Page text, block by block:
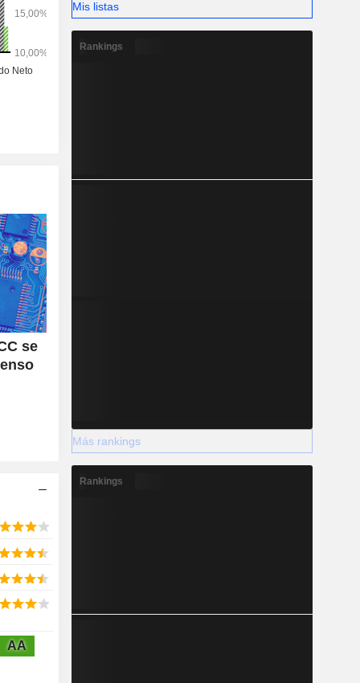
se
AA
Mis listas
Rankings
Más rankings
Rankings